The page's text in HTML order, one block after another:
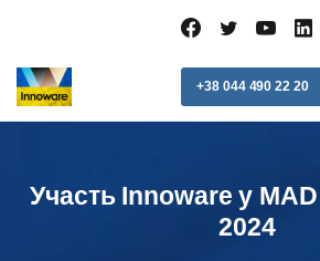
+38 044 490 22 20
Участь Innoware у
2024